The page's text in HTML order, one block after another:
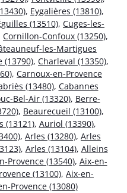
, Eygalières (13810),
(13510), Cuges-les-
Cornillon-Confoux (13250),
les-Martigues
(13790), Charleval (13350),
, Carnoux-en-Provence
(13480), Cabannes
Bel-Air (13320), Berre-
, Beaurecueil (13100),
(13121), Auriol (13390),
, Arles (13280), Arles
, Arles (13104), Alleins
Provence (13540), Aix-en-
(13100), Aix-en-
Provence (13080)